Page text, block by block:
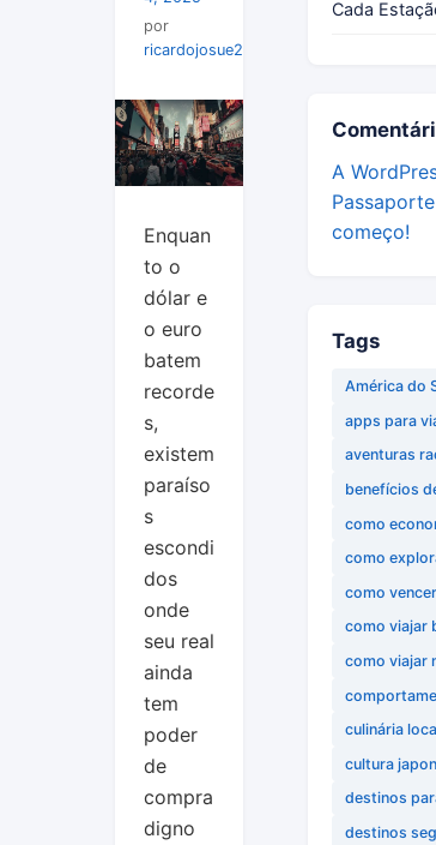
por
ricardojosue259@gmail.com
Enquan
to o
dólar e
o euro
batem
recorde
s,
existem
paraíso
s
escondi
dos
onde
seu real
ainda
tem
poder
de
compra
digno
Cada
A
começo!
Tags
América do
apps para
aventuras
benefícios
como
como
como
como viajar
como viajar
culinária
cultura
destinos
destinos